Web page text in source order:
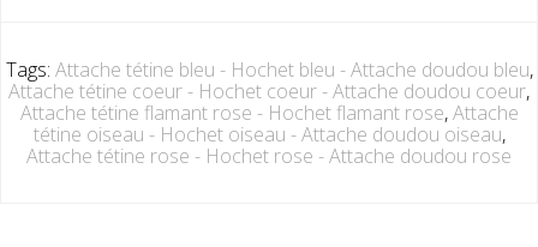
Tags: Attache tétine bleu - Hochet bleu - Attache doudou bleu,
Attache tétine coeur - Hochet coeur - Attache doudou coeur,
Attache tétine flamant rose - Hochet flamant rose,Attache
tétine oiseau - Hochet oiseau - Attache doudou oiseau,
Attache tétine rose - Hochet rose - Attache doudou rose